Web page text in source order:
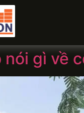
gì về